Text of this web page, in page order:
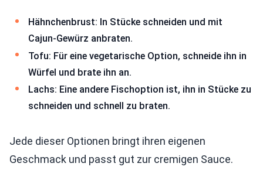
Hähnchenbrust: In Stücke schneiden und mit
Cajun-Gewürz anbraten.
Tofu: Für eine vegetarische Option, schneide ihn in
Würfel und brate ihn an.
Lachs: Eine andere Fischoption ist, ihn in Stücke zu
schneiden und schnell zu braten.
Jede dieser Optionen bringt ihren eigenen
Geschmack und passt gut zur cremigen Sauce.